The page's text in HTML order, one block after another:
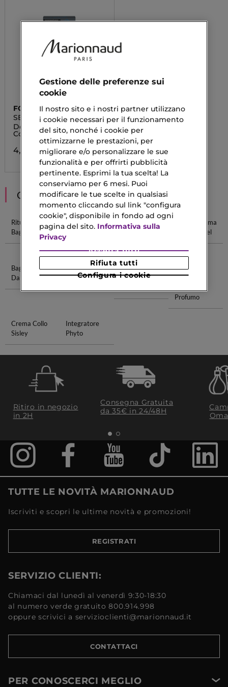
FOAMIE
SEAS THE DAY
Docciaschiuma Solido
Corpo
4,19 €
CONSIGLIATI PER TE
Ritual
Bagnoschiuma
Vebix
Bagnoschiuma
Bagnoschiuma
Senza Nichel
Bagnoschiuma
Da Viaggio
Profumo Per
Casa
Shampoo E
Balsamo
Crema
Idratante
Profumo
Crema Collo
Sisley
Integratore
Phyto
Ritiro in negozio
in 2H
Consegna Gratuita
da 35€​ in 24/48H
TUTTE LE NOVITÀ MARIONNAUD
Iscriviti e scopri le ultime novità e promozioni!
REGISTRATI
SERVIZIO CLIENTI:
Chiamaci dal lunedì al venerdì 9:30-18:30
al numero verde gratuito 800.914.998
oppure scrivici a servizioclienti@marionnaud.it
CONTATTACI
PER CONOSCERCI MEGLIO
Gestione delle preferenze sui
cookie
Il nostro sito e i nostri partner utilizzano
i cookie necessari per il funzionamento
del sito, nonché i cookie per
ottimizzarne le prestazioni, per
migliorare e/o personalizzare le sue
funzionalità e per offrirti pubblicità
pertinente. Esprimi la tua scelta! La
conserviamo per 6 mesi. Puoi
modificare le tue scelte in qualsiasi
momento cliccando sul link "configura
cookie", disponibile in fondo ad ogni
pagina del sito. Informativa sulla
Privacy
Configura i cookie
Rifiuta tutti
Accetta tutti